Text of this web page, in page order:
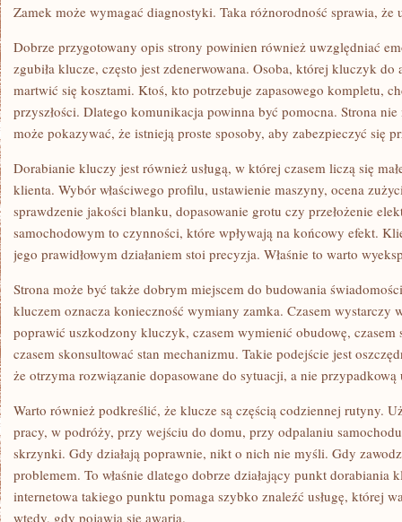
Zamek może wymagać diagnostyki. Taka różnorodność sprawia, że
Dobrze przygotowany opis strony powinien również uwzględniać
zgubiła klucze, często jest zdenerwowana. Osoba, której kluczyk do
martwić się kosztami. Ktoś, kto potrzebuje zapasowego kompletu,
przyszłości. Dlatego komunikacja powinna być pomocna. Strona
może pokazywać, że istnieją proste sposoby, aby zabezpieczyć się
Dorabianie kluczy jest również usługą, w której czasem liczą się
klienta. Wybór właściwego profilu, ustawienie maszyny, ocena
sprawdzenie jakości blanku, dopasowanie grotu czy przełożenie
samochodowym to czynności, które wpływają na końcowy efekt.
jego prawidłowym działaniem stoi precyzja. Właśnie to warto
Strona może być także dobrym miejscem do budowania
kluczem oznacza konieczność wymiany zamka. Czasem wystarczy
poprawić uszkodzony kluczyk, czasem wymienić obudowę,
czasem skonsultować stan mechanizmu. Takie podejście jest
że otrzyma rozwiązanie dopasowane do sytuacji, a nie przypadkową
Warto również podkreślić, że klucze są częścią codziennej rutyny.
pracy, w podróży, przy wejściu do domu, przy odpalaniu
skrzynki. Gdy działają poprawnie, nikt o nich nie myśli. Gdy
problemem. To właśnie dlatego dobrze działający punkt dorabiania
internetowa takiego punktu pomaga szybko znaleźć usługę, której
wtedy, gdy pojawia się awaria.